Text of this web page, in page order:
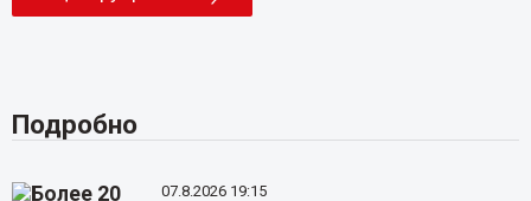
Подробно
07.8.2026 19:15